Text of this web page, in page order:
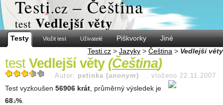
Testi.cz – Čeština
test Vedlejší věty
Testy Vložit test Uživatelé Piškvorky
Jiné
Testi.cz > Jazyky > Čeština > Vedlejší věty
test Vedlejší věty (Čeština)
Autor: petinka (anonym ) ... vloženo 22.11.2007
Test vyzkoušen 56906 krát , průměrný výsledek je
68 .2%